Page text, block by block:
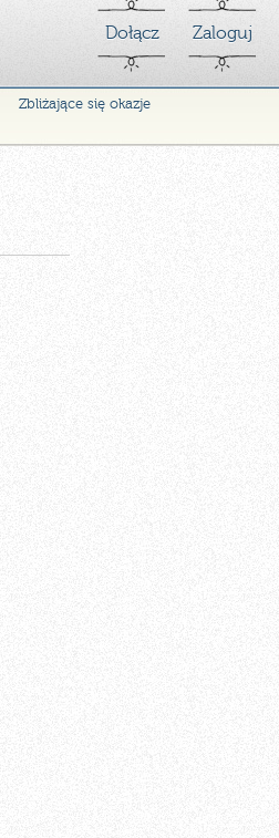
Dołącz Zaloguj
Zbliżające się okazje